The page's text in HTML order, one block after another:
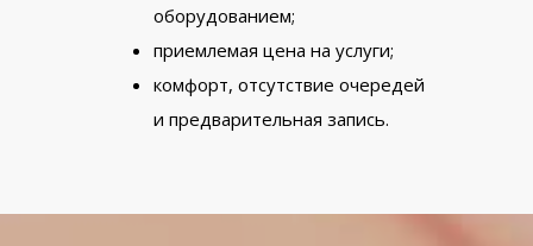
оборудованием;
приемлемая цена на услуги;
комфорт, отсутствие очередей
и предварительная запись.